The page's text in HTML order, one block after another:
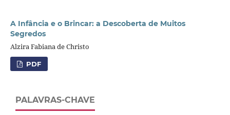
A Infância e o Brincar: a Descoberta de Muitos
Segredos
Alzira Fabiana de Christo
PDF
PALAVRAS-CHAVE